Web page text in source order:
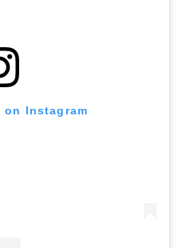
Instagram